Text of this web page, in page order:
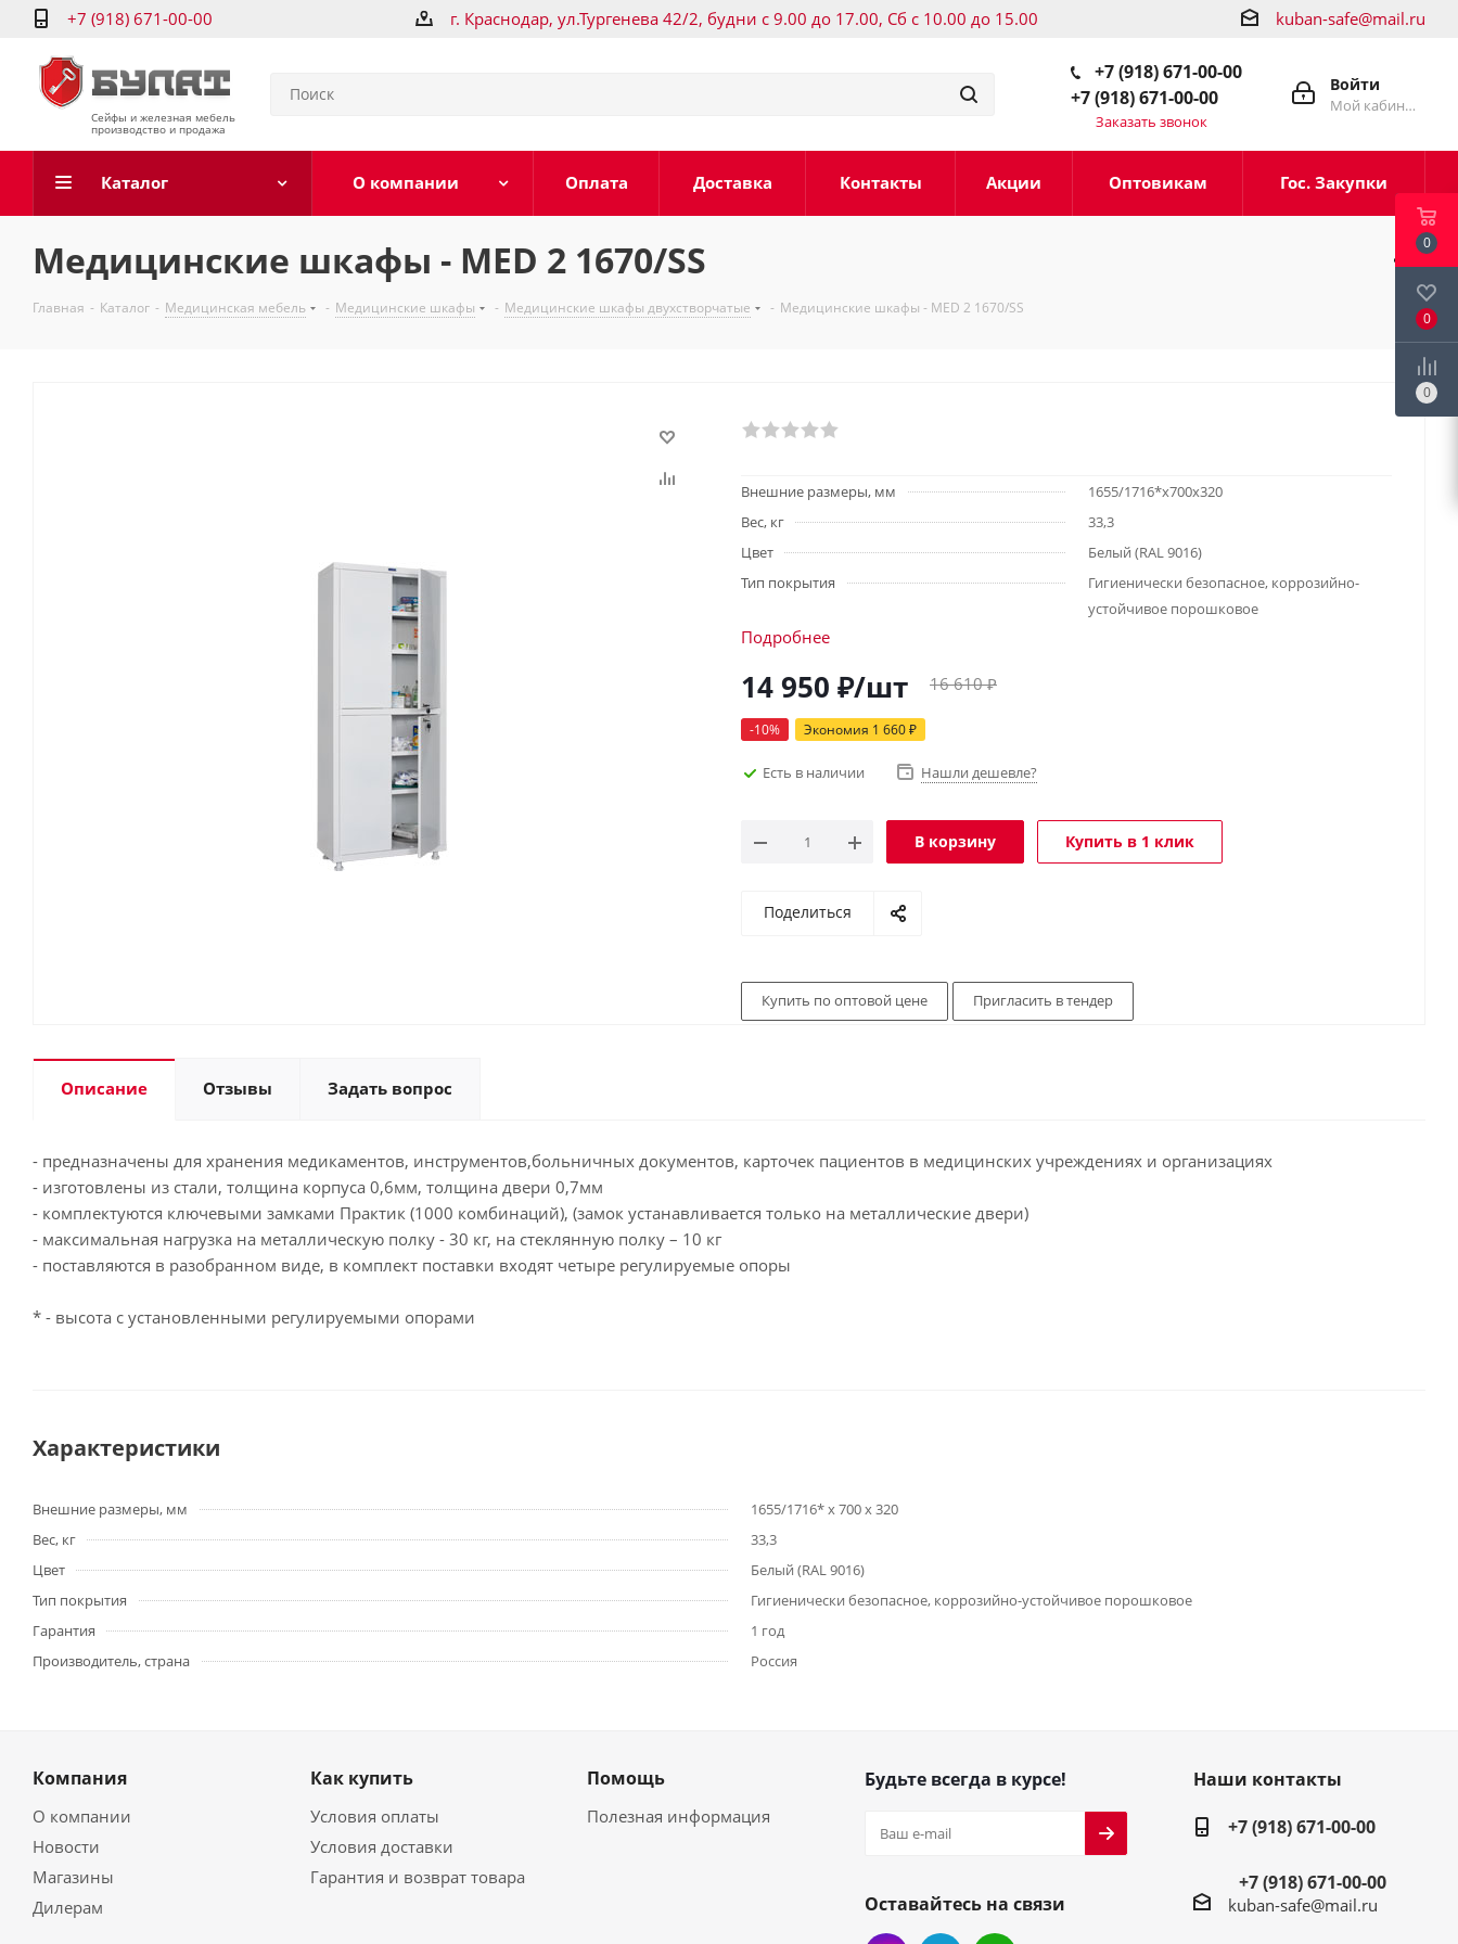
+7 (918) 671-00-00 г. Краснодар, ул.Тургенева 42/2, будни с 9.00 до 17.00, Сб с 10.00 до 15.00 kuban-safe@mail.ru
Сейфы и железная мебель
производство и продажа
Войти
Мой кабинет
+7 (918) 671-00-00
+7 (918) 671-00-00
Заказать звонок
Каталог О компании Оплата Доставка Контакты Акции Оптовикам Гос. Закупки
Медицинские шкафы - MED 2 1670/SS
Главная - Каталог - Медицинская мебель - Медицинские шкафы - Медицинские шкафы двухстворчатые - Медицинские шкафы - MED 2 1670/SS
Внешние размеры, мм
1655/1716*х700х320
Вес, кг
33,3
Цвет
Белый (RAL 9016)
Тип покрытия
Гигиенически безопасное, коррозийно-
устойчивое порошковое
Подробнее
14 950 ₽/шт 16 610₽
-10% Экономия 1 660₽
Есть в наличии Нашли дешевле?
В корзину Купить в 1 клик
Поделиться
Купить по оптовой цене Пригласить в тендер
Описание Отзывы Задать вопрос
- предназначены для хранения медикаментов, инструментов,больничных документов, карточек пациентов в медицинских учреждениях и организациях
- изготовлены из стали, толщина корпуса 0,6мм, толщина двери 0,7мм
- комплектуются ключевыми замками Практик (1000 комбинаций), (замок устанавливается только на металлические двери)
- максимальная нагрузка на металлическую полку - 30 кг, на стеклянную полку – 10 кг
- поставляются в разобранном виде, в комплект поставки входят четыре регулируемые опоры
* - высота с установленными регулируемыми опорами
Характеристики
Внешние размеры, мм
1655/1716* х 700 х 320
Вес, кг
33,3
Цвет
Белый (RAL 9016)
Тип покрытия
Гигиенически безопасное, коррозийно-устойчивое порошковое
Гарантия
1 год
Производитель, страна
Россия
Компания
О компании
Новости
Магазины
Дилерам
Как купить
Условия оплаты
Условия доставки
Гарантия и возврат товара
Помощь
Полезная информация
Будьте всегда в курсе!
Оставайтесь на связи
Наши контакты
+7 (918) 671-00-00
+7 (918) 671-00-00
kuban-safe@mail.ru
0
0
0